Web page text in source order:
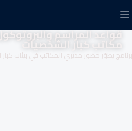
قواعد المراسم
مكاتب كبار الشخصيات
برنامج يطوّر حضور مديري المكاتب في بيئات